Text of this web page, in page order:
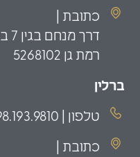
כתובת |
רמת גן 5268102
ברלין
טלפון | 49.30.698.193.9810+
כתובת |